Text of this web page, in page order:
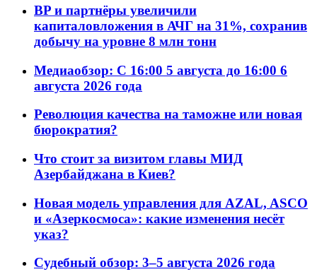
BP и партнёры увеличили
капиталовложения в АЧГ на 31%, сохранив
добычу на уровне 8 млн тонн
Медиаобзор: С 16:00 5 августа до 16:00 6
августа 2026 года
Революция качества на таможне или новая
бюрократия?
Что стоит за визитом главы МИД
Азербайджана в Киев?
Новая модель управления для AZAL, ASCO
и «Азеркосмоса»: какие изменения несёт
указ?
Судебный обзор: 3–5 августа 2026 года